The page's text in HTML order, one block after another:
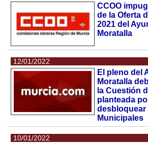
CCOO
de la Oferta
2021 del
Moratalla
12/01/2022
El pleno del
Moratalla
la Cuestión
planteada
Municipales
10/01/2022